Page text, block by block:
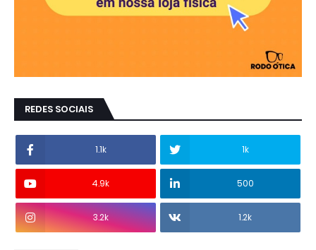
REDES SOCIAIS
1.1k 1k
4.9k 500
3.2k 1.2k